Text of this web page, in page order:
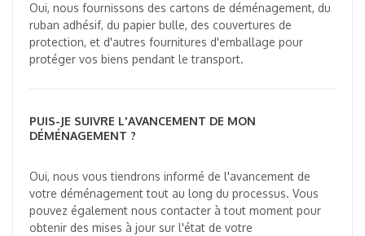
Oui, nous fournissons des cartons de déménagement, du
ruban adhésif, du papier bulle, des couvertures de
protection, et d'autres fournitures d'emballage pour
protéger vos biens pendant le transport.
PUIS-JE SUIVRE L'AVANCEMENT DE MON
DÉMÉNAGEMENT ?
Oui, nous vous tiendrons informé de l'avancement de
votre déménagement tout au long du processus. Vous
pouvez également nous contacter à tout moment pour
obtenir des mises à jour sur l'état de votre